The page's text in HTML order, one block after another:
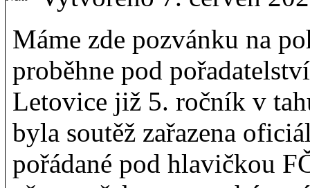
Máme zde pozvánku na
proběhne pod
Letovice již 5. ročník v
byla soutěž zařazena
pořádané pod hlavičkou